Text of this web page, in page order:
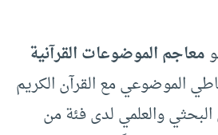
معاجم الموضوعات القرآنية
الموضوعي مع القرآن الكريم
والعلمي لدى فئة من